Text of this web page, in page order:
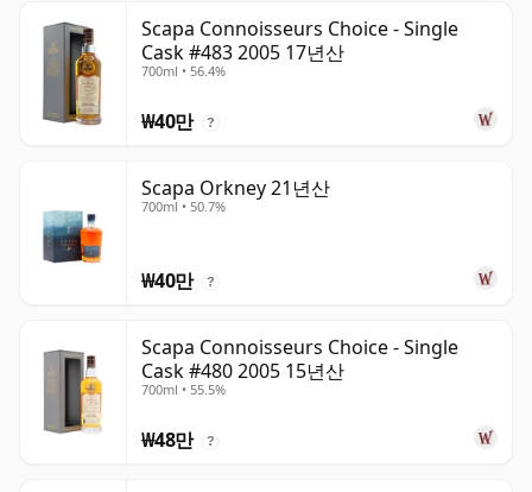
Scapa Connoisseurs Choice - Single
Cask #483 2005 17년산
700ml • 56.4%
₩40만 ?
Scapa Orkney 21년산
700ml • 50.7%
₩40만 ?
Scapa Connoisseurs Choice - Single
Cask #480 2005 15년산
700ml • 55.5%
₩48만 ?